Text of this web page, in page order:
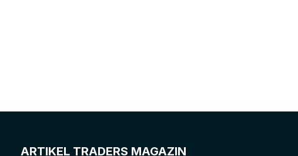
ARTIKEL TRADERS MAGAZIN